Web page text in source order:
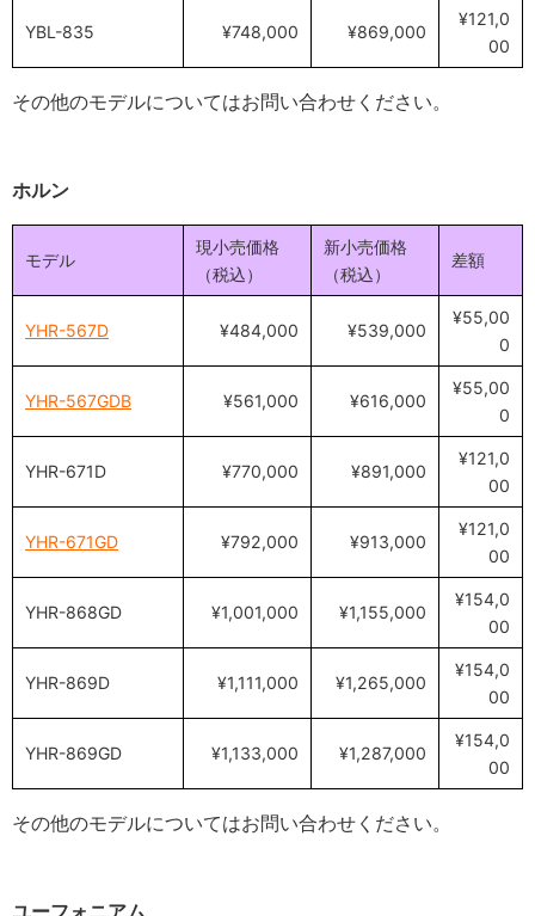
YBL-835 ¥748,000 ¥869,000
¥121,0
00
その他のモデルについてはお問い合わせください。
ホルン
モデル
現小売価格
（税込）
新小売価格
（税込）
差額
YHR-567D ¥484,000 ¥539,000
¥55,00
0
YHR-567GDB ¥561,000 ¥616,000
¥55,00
0
YHR-671D ¥770,000 ¥891,000
¥121,0
00
YHR-671GD ¥792,000 ¥913,000
¥121,0
00
YHR-868GD ¥1,001,000 ¥1,155,000
¥154,0
00
YHR-869D ¥1,111,000 ¥1,265,000
¥154,0
00
YHR-869GD ¥1,133,000 ¥1,287,000
¥154,0
00
その他のモデルについてはお問い合わせください。